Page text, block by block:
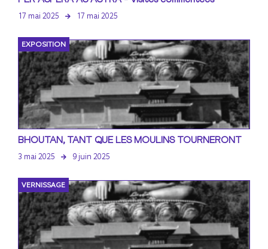
17 mai 2025 17 mai 2025
EXPOSITION
BHOUTAN, TANT QUE LES MOULINS TOURNERONT
3 mai 2025 9 juin 2025
VERNISSAGE